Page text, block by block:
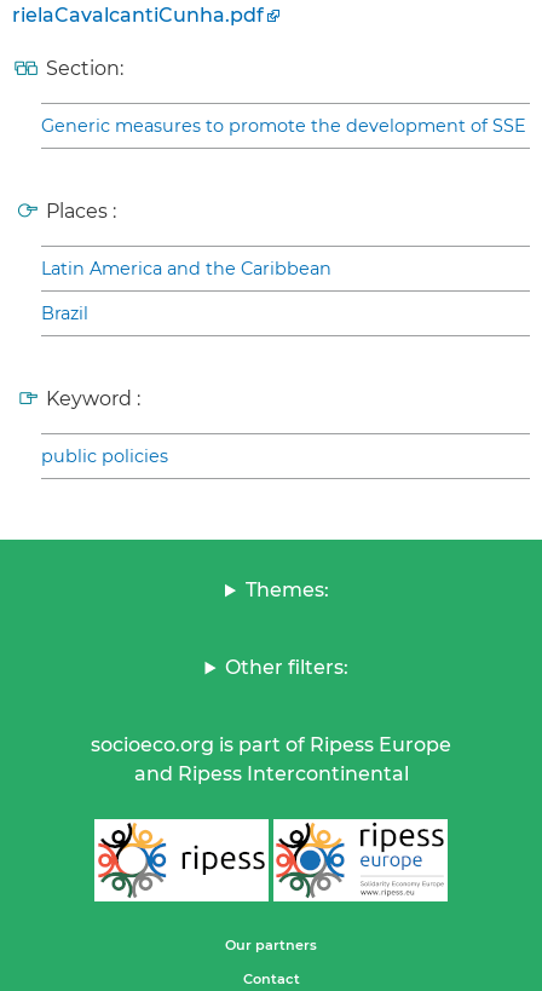
rielaCavalcantiCunha.pdf
Section:
Generic measures to promote the development of SSE
Places :
Latin America and the Caribbean
Brazil
Keyword :
public policies
Themes:
Other filters:
socioeco.org is part of Ripess Europe
and Ripess Intercontinental
Our partners
Contact